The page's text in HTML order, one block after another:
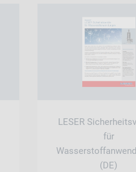
LESER
für
(DE)